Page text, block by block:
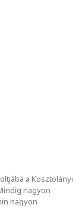
a Kosztolányi
nagyon
nagyon